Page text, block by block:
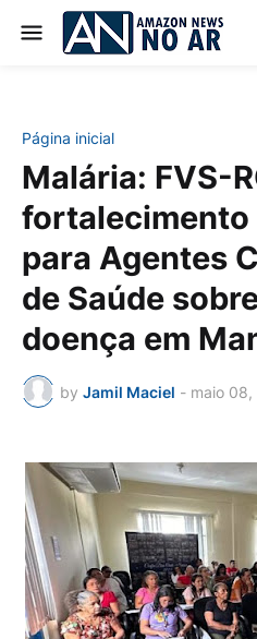
Página inicial
Malária: FVS-
fortalecimento
para Agentes
de Saúde
doença em
by Jamil Maciel - maio 08,